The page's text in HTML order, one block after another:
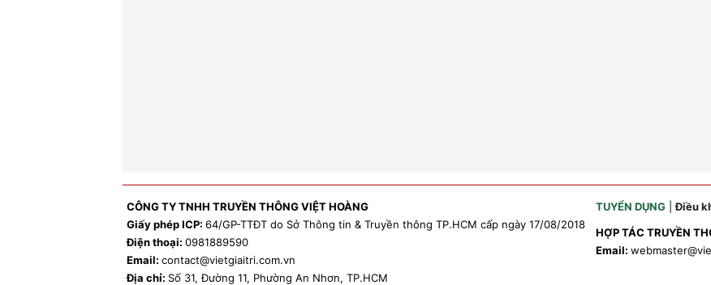
CÔNG TY TNHH TRUYỀN THÔNG VIỆT HOÀNG
Giấy phép ICP: 64/GP-TTĐT do Sở Thông tin & Truyền thông TP.HCM cấp ngày 17/08/2018
Điện thoại: 0981889590
Email: contact@vietgiaitri.com.vn
Địa chỉ: Số 31, Đường 11, Phường An Nhơn, TP.HCM
TUYỂN DỤNG|Điều
HỢP TÁC TRUYỀN
Email: webmaster